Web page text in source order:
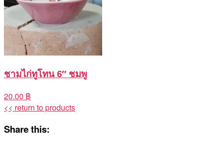
ชามไก่ทูโทน 6″ ชมพู
20.00 ฿
<< return to products
Share this: